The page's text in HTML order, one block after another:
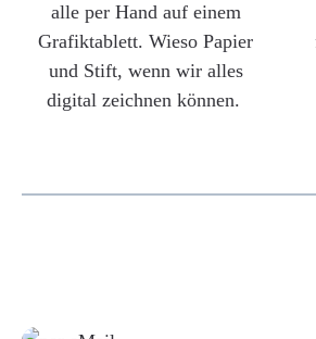
alle per Hand auf einem
Grafiktablett. Wieso Papier
und Stift, wenn wir alles
digital zeichnen können.